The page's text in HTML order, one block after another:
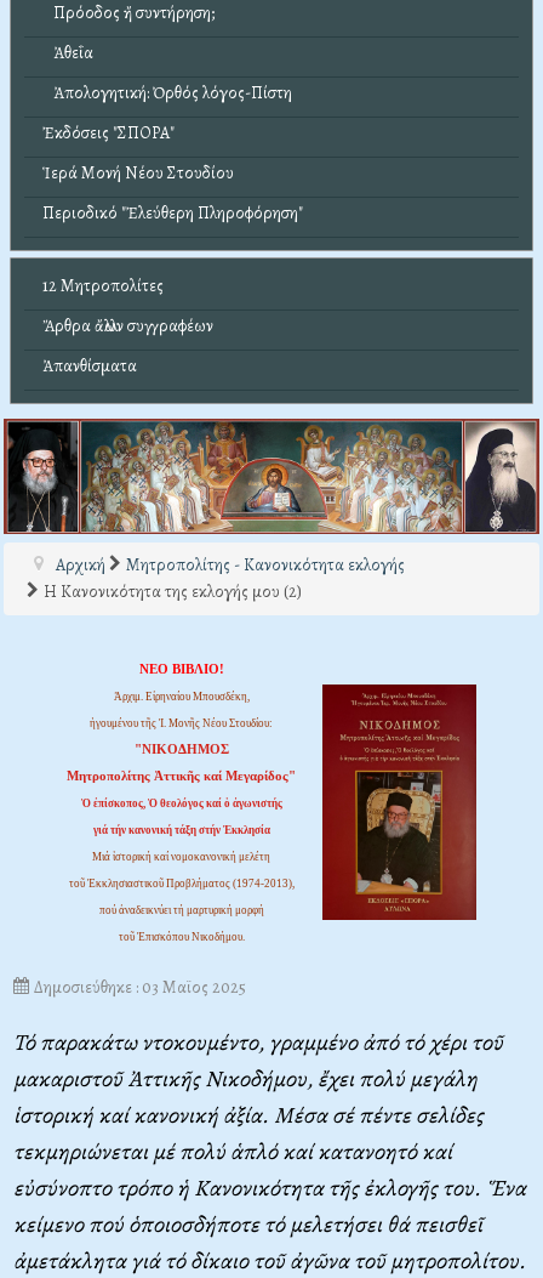
Πρόοδος ἤ συντήρηση;
Ἀθεΐα
Ἀπολογητική: Ὀρθός λόγος-Πίστη
Ἐκδόσεις "ΣΠΟΡΑ"
Ἱερά Μονή Νέου Στουδίου
Περιοδικό "Ἐλεύθερη Πληροφόρηση"
12 Μητροπολίτες
Ἄρθρα ἄλλων συγγραφέων
Ἀπανθίσματα
Αρχική
Μητροπολίτης - Κανονικότητα εκλογής
Η Κανονικότητα της εκλογής μου (2)
ΝΕΟ ΒΙΒΛΙΟ!
Ἀρχιμ. Εἰρηναίου Μπουσδέκη,
ἡγουμένου τῆς Ἱ. Μονῆς Νέου Στουδίου:
"ΝΙΚΟΔΗΜΟΣ
Μητροπολίτης Ἀττικῆς καί Μεγαρίδος"
Ὁ ἐπίσκοπος, Ὁ θεολόγος καί ὁ ἀγωνιστής
γιά τήν κανονική τάξη στήν Ἐκκλησία
Μιά ἱστορική καί νομοκανονική μελέτη
τοῦ Ἐκκλησιαστικοῦ Προβλήματος (1974-2013),
πού ἀναδεικνύει τή μαρτυρική μορφή
τοῦ Ἐπισκόπου Νικοδήμου.
Δημοσιεύθηκε : 03 Μαϊος 2025
Τό παρακάτω ντοκουμέντο, γραμμένο ἀπό τό χέρι τοῦ
μακαριστοῦ Ἀττικῆς Νικοδήμου, ἔχει πολύ μεγάλη
ἱστορική καί κανονική ἀξία. Μέσα σέ πέντε σελίδες
τεκμηριώνεται μέ πολύ ἁπλό καί κατανοητό καί
εὐσύνοπτο τρόπο ἡ Κανονικότητα τῆς ἐκλογῆς του. Ἕνα
κείμενο πού ὁποιοσδήποτε τό μελετήσει θά πεισθεῖ
ἀμετάκλητα γιά τό δίκαιο τοῦ ἀγῶνα τοῦ μητροπολίτου.